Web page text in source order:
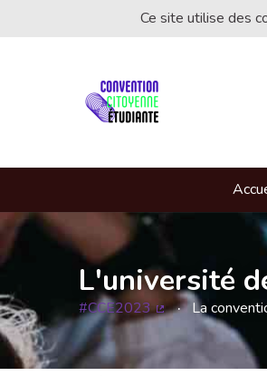
Ce site utilise des
L'université
#CCE2023
(Lien externe)
La